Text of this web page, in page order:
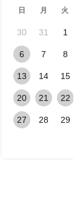
日 月 火
30 31 1
6 7 8
13 14 15
20 21 22
27 28 29